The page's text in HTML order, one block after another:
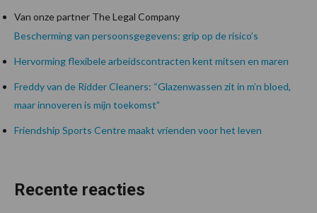
Van onze partner The Legal Company
Bescherming van persoonsgegevens: grip op de risico’s
Hervorming flexibele arbeidscontracten kent mitsen en maren
Freddy van de Ridder Cleaners: “Glazenwassen zit in m’n bloed,
maar innoveren is mijn toekomst”
Friendship Sports Centre maakt vrienden voor het leven
Recente reacties